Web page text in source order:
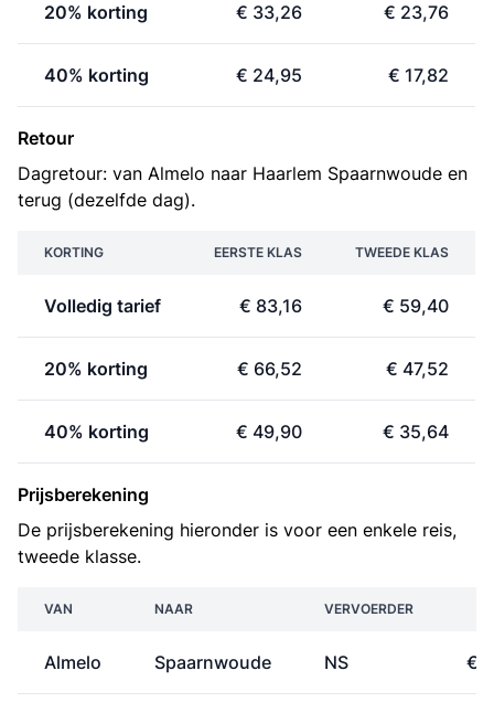
20% korting € 33,26 € 23,76
40% korting € 24,95 € 17,82
Retour
Dagretour: van Almelo naar Haarlem Spaarnwoude en
terug (dezelfde dag).
KORTING EERSTE KLAS TWEEDE KLAS
Volledig tarief € 83,16 € 59,40
20% korting € 66,52 € 47,52
40% korting € 49,90 € 35,64
Prijsberekening
De prijsberekening hieronder is voor een enkele reis,
tweede klasse.
VAN NAAR VERVOERDER
Almelo Spaarnwoude NS €